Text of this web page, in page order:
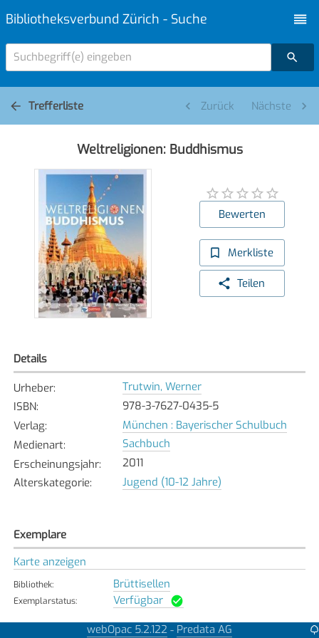
Bibliotheksverbund Zürich - Suche
Suchbegriff(e) eingeben
Trefferliste Zurück Nächste
Weltreligionen: Buddhismus
Bewerten
Merkliste
Teilen
Details
Urheber:
Trutwin, Werner
ISBN:
978-3-7627-0435-5
Verlag:
München : Bayerischer Schulbuch
Medienart:
Sachbuch
Erscheinungsjahr:
2011
Alterskategorie: Jugend (10-12 Jahre)
Exemplare
Karte anzeigen
Bibliothek: Brüttisellen
Exemplarstatus: Verfügbar
webOpac 5.2.122 - Predata AG